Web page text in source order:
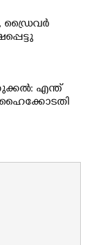
എന്ത്
ഹൈക്കോടതി